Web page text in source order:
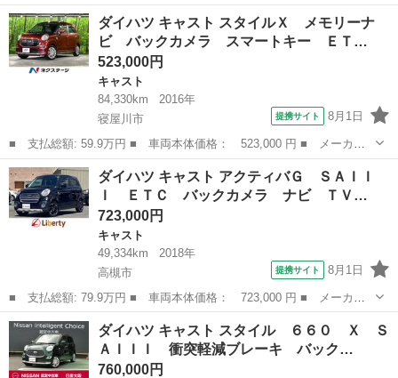
名： ダイハツ ■ 車種名： キャスト ■ グレード名： アクティ
バＧ ＳＡＩＩ 禁煙車 衝突軽減ブレーキ 地デジフルセグナビ
Ｂｌｕｅｔｏ...
奈良 奈良市 キャスト
ダイハツ キャスト スタイルＸ メモリーナ
ビ バックカメラ スマートキー ＥＴ…
523,000円
キャスト
84,330km
2016年
寝屋川市
提携サイト 8月1日
■ 支払総額: 59.9万円 ■ 車両本体価格： 523,000 円 ■ メーカー
名： ダイハツ ■ 車種名： キャスト ■ グレード名： スタイル
Ｘ メモリーナビ バックカメラ スマートキー ＥＴＣ オートラ
イト オート...
大阪 寝屋川市 キャスト
ダイハツ キャスト アクティバＧ ＳＡＩＩ
Ｉ ＥＴＣ バックカメラ ナビ ＴＶ…
723,000円
キャスト
49,334km
2018年
高槻市
提携サイト 8月1日
■ 支払総額: 79.9万円 ■ 車両本体価格： 723,000 円 ■ メーカー
名： ダイハツ ■ 車種名： キャスト ■ グレード名： アクティ
バＧ ＳＡＩＩＩ ＥＴＣ バックカメラ ナビ ＴＶ クリアラン
スソナー 衝...
大阪 高槻市 キャスト
ダイハツ キャスト スタイル ６６０ Ｘ Ｓ
ＡＩＩＩ 衝突軽減ブレーキ バック…
760,000円